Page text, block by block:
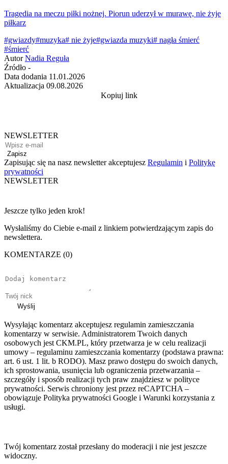
Tragedia na meczu piłki nożnej. Piorun uderzył w murawę, nie żyje
piłkarz
#gwiazdy#muzyka# nie żyje#gwiazda muzyki# nagła śmierć
#śmierć
Autor Nadia Reguła
Źródło -
Data dodania 11.01.2026
Aktualizacja 09.08.2026
Kopiuj link
NEWSLETTER
Zapisz
Zapisując się na nasz newsletter akceptujesz Regulamin i Politykę
prywatności
NEWSLETTER
Jeszcze tylko jeden krok!
Wysłaliśmy do Ciebie e-mail z linkiem potwierdzającym zapis do
newslettera.
KOMENTARZE (0)
Wyślij
Wysyłając komentarz akceptujesz regulamin zamieszczania
komentarzy w serwisie. Administratorem Twoich danych
osobowych jest CKM.PL, który przetwarza je w celu realizacji
umowy – regulaminu zamieszczania komentarzy (podstawa prawna:
art. 6 ust. 1 lit. b RODO). Masz prawo dostępu do swoich danych,
ich sprostowania, usunięcia lub ograniczenia przetwarzania –
szczegóły i sposób realizacji tych praw znajdziesz w polityce
prywatności. Serwis chroniony jest przez reCAPTCHA –
obowiązuje Polityka prywatności Google i Warunki korzystania z
usługi.
Twój komentarz został przesłany do moderacji i nie jest jeszcze
widoczny.